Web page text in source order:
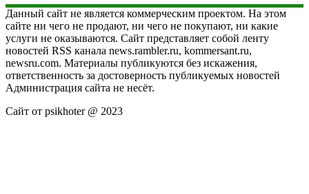
Данный сайт не является коммерческим проектом. На этом
сайте ни чего не продают, ни чего не покупают, ни какие
услуги не оказываются. Сайт представляет собой ленту
новостей RSS канала news.rambler.ru, kommersant.ru,
newsru.com. Материалы публикуются без искажения,
ответственность за достоверность публикуемых новостей
Администрация сайта не несёт.
Сайт от psikhoter @ 2023